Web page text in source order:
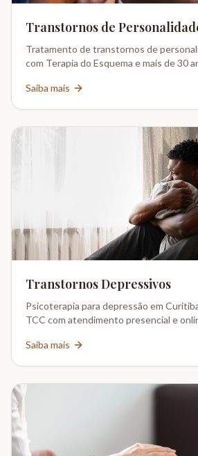
Transtornos de
Tratamento de transtornos de
com Terapia do Esquema e mais de 30
Saiba mais
Transtornos Depressivos
Psicoterapia para depressão em
TCC com atendimento presencial e
Saiba mais